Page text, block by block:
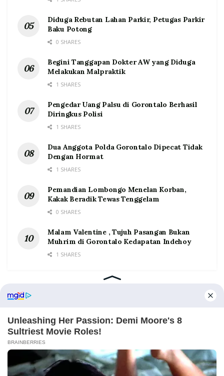
Diduga Rebutan Lahan Parkir, Petugas Parkir
Baku Potong
0 SHARES
Begini Tanggapan Dokter AW yang Diduga
Melakukan Malpraktik
1 SHARES
Pengedar Uang Palsu di Gorontalo Berhasil
Diringkus Polisi
1 SHARES
Dua Anggota Polda Gorontalo Dipecat Tidak
Dengan Hormat
1 SHARES
Pemandian Lombongo Menelan Korban,
Kakak Beradik Tewas Tenggelam
0 SHARES
Malam Valentine , Tujuh Pasangan Bukan
Muhrim di Gorontalo Kedapatan Indehoy
1 SHARES
Home Tentang Kontak Redaksi Pedoman Media Siber